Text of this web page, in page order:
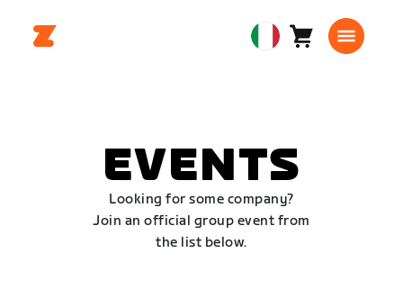
EuropeanCarrello0
EVENTS
Looking for some company?
Join an official group event from
the list below.